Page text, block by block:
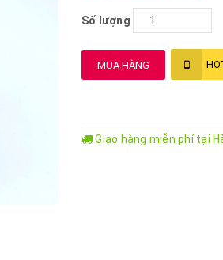
Số lượng
MUA HÀNG
Giao hàng miễn phí tại